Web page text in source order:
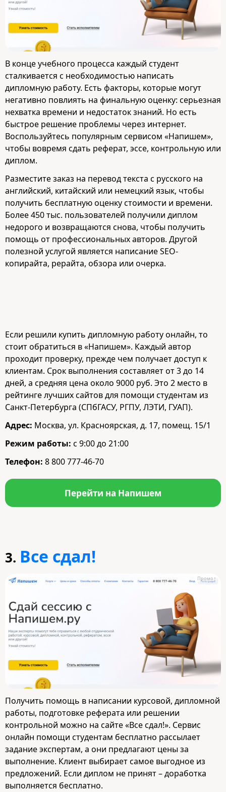
В конце учебного процесса каждый студент
сталкивается с необходимостью написать
дипломную работу. Есть факторы, которые могут
негативно повлиять на финальную оценку: серьезная
нехватка времени и недостаток знаний. Но есть
быстрое решение проблемы через интернет.
Воспользуйтесь популярным сервисом «Напишем»,
чтобы вовремя сдать реферат, эссе, контрольную или
диплом.
Разместите заказ на перевод текста с русского на
английский, китайский или немецкий язык, чтобы
получить бесплатную оценку стоимости и времени.
Более 450 тыс. пользователей получили диплом
недорого и возвращаются снова, чтобы получить
помощь от профессиональных авторов. Другой
полезной услугой является написание SEO-
копирайта, рерайта, обзора или очерка.
Если решили купить дипломную работу онлайн, то
стоит обратиться в «Напишем». Каждый автор
проходит проверку, прежде чем получает доступ к
клиентам. Срок выполнения составляет от 3 до 14
дней, а средняя цена около 9000 руб. Это 2 место в
рейтинге лучших сайтов для помощи студентам из
Санкт-Петербурга (СПбГАСУ, РГПУ, ЛЭТИ, ГУАП).
Адрес: Москва, ул. Красноярская, д. 17, помещ. 15/1
Режим работы: с 9:00 до 21:00
Телефон: 8 800 777-46-70
Перейти на Напишем
3. Все сдал!
Промо
Получить помощь в написании курсовой, дипломной
работы, подготовке реферата или решении
контрольной можно на сайте «Все сдал!». Сервис
онлайн помощи студентам бесплатно рассылает
задание экспертам, а они предлагают цены за
выполнение. Клиент выбирает самое выгодное из
предложений. Если диплом не принят – доработка
выполняется бесплатно.